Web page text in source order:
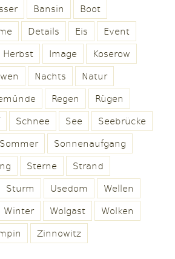
Bansin
Boot
Details Eis
Event
Herbst Image
Koserow
Nachts
Natur
Regen
Rügen
Schnee See
Seebrücke
Sommer
Sonnenaufgang
Sterne
Strand
Sturm Usedom
Wellen
Winter Wolgast
Wolken
Zinnowitz